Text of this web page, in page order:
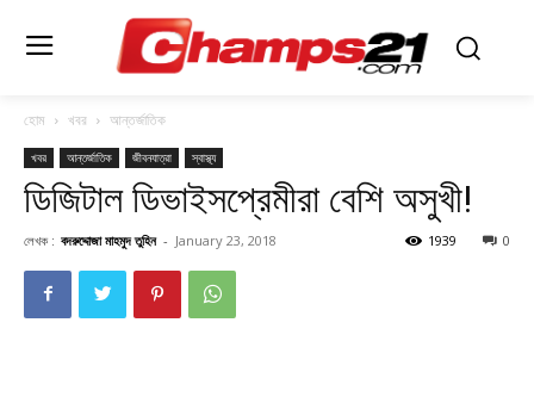
হোম খবর আন্তর্জাতিক
খবর আন্তর্জাতিক জীবনযাত্রা স্বাস্থ্য
ডিজিটাল ডিভাইসপ্রেমীরা বেশি অসুখী!
লেখক : বদরুদ্দোজা মাহমুদ তুহিন - January 23, 2018 0
1939